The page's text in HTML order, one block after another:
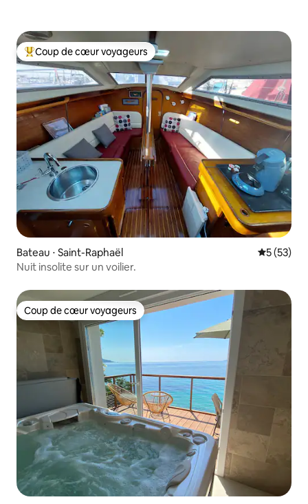
Coups de cœur voyageurs les plus appréciés
Coup de cœur voyageurs
Bateau ⋅ Saint-Raphaël
5 (53)
Nuit insolite sur un voilier.
Coup de cœur voyageurs
Coup de cœur voyageurs